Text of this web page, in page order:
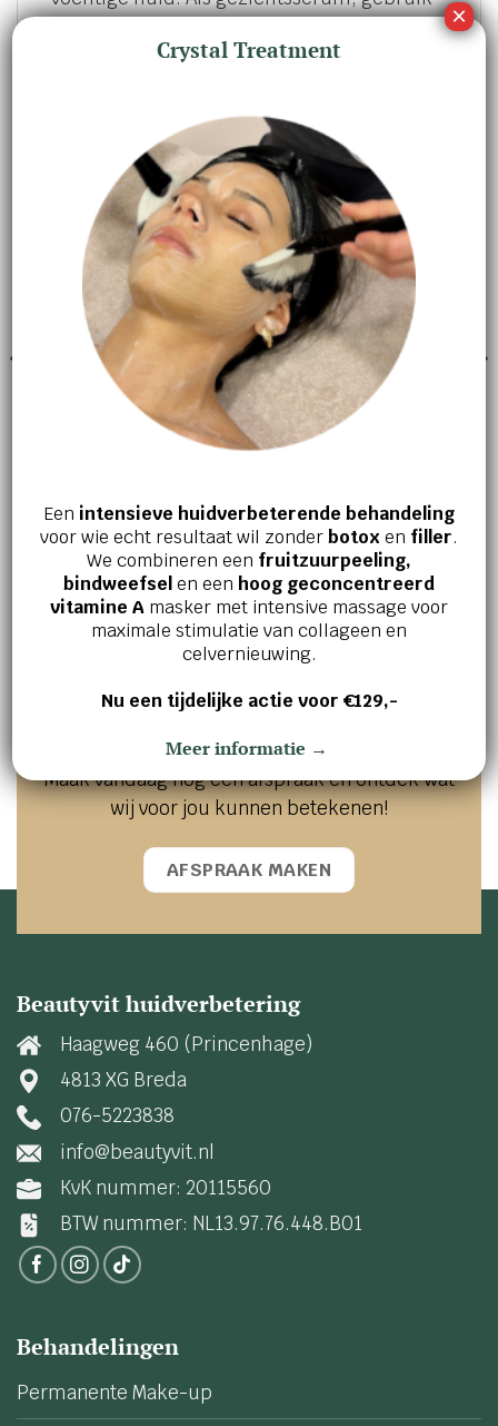
verfijnd huidverzorgingsritueel.
GERELATEERDE PRODUCTEN
et cheveux
31,00
parfumante corps & cheveux
€44,50
Jouw huid en welzijn verdienen het
huidverbetering en innerlijke ontspanning.
Maak vandaag nog een afspraak en ontdek wat
wij voor jou kunnen betekenen!
AFSPRAAK MAKEN
Beautyvit huidverbetering
Haagweg 460 (Princenhage)
4813 XG Breda
076-5223838
info@beautyvit.nl
KvK nummer: 20115560
BTW nummer: NL13.97.76.448.B01
Behandelingen
Permanente Make-up
Crystal Treatment
Een intensieve huidverbeterende behandeling
voor wie echt resultaat wil zonderbotox en filler.
We combineren een fruitzuurpeeling,
bindweefselen een hoog geconcentreerd
vitamine A masker met intensive massage voor
maximale stimulatie van collageen en
celvernieuwing.
Nu een tijdelijke actie voor €129,-
Meer informatie →